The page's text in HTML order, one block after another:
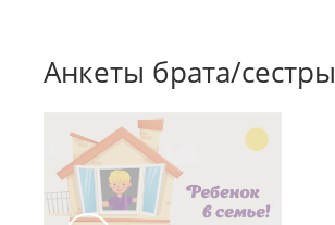
Анкеты брата/сестры